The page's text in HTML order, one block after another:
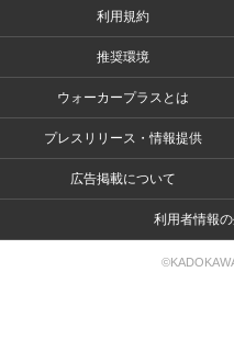
利用規約
推奨環境
ウォーカープラスとは
プレスリリース・情報提供
広告掲載について
利用者情報